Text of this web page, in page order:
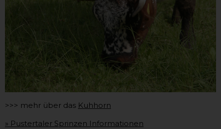
>>> mehr über das Kuhhorn
» Pustertaler Sprinzen Informationen